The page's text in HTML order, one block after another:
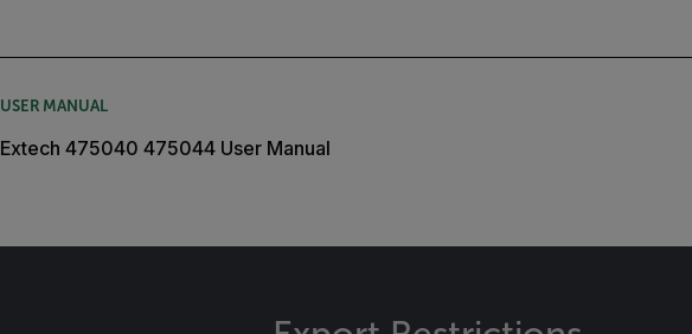
USER MANUAL
Extech 475040 475044 User Manual